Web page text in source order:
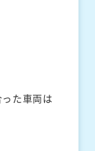
た車両は